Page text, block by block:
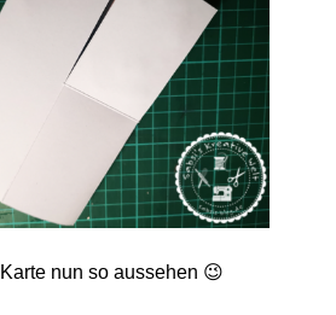
nun so aussehen 😉